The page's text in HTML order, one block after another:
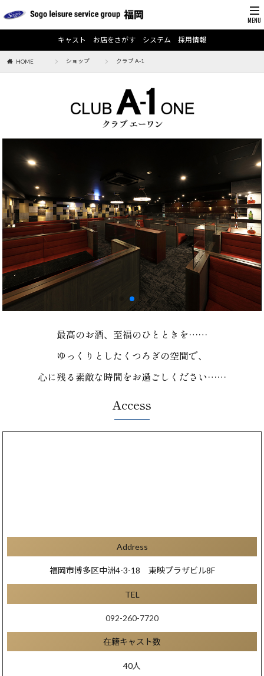
キャスト お店をさがす システム 採用情報
HOME ショップ クラブ A-1
最高のお酒、至福のひとときを……
ゆっくりとしたくつろぎの空間で、
心に残る素敵な時間をお過ごしください……
Access
Address
福岡市博多区中洲4-3-18 東映プラザビル8F
TEL
092-260-7720
在籍キャスト数
40人